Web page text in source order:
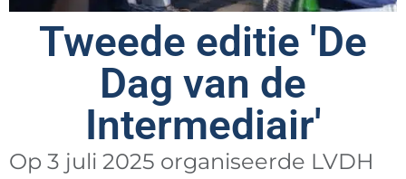
Tweede editie 'De
Dag van de
Intermediair'
Op 3 juli 2025 organiseerde LVDH